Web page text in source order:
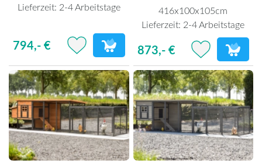
Lieferzeit: 2-4 Arbeitstage
794,- €
416x100x105cm
Lieferzeit: 2-4 Arbeitstage
873,- €